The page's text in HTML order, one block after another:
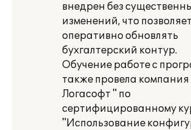
внедрен без
изменений, что позволяет
оперативно обновлять
бухгалтерский контур.
Обучение работе с
также провела компания
Логасофт " по
сертифицированному
"Использование